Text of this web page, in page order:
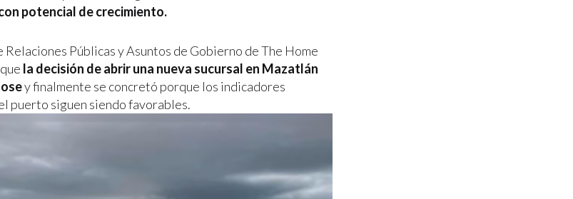
potencial de crecimiento.
Públicas y Asuntos de Gobierno de The Home
la decisión de abrir una nueva sucursal en Mazatlán
y finalmente se concretó porque los indicadores
puerto siguen siendo favorables.